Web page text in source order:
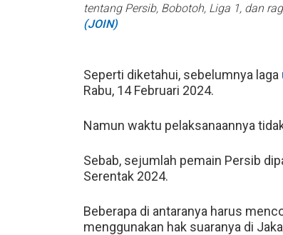
tentang Persib, Bobotoh, Liga 1, dan
(JOIN)
Seperti diketahui, sebelumnya laga
Rabu, 14 Februari 2024.
Namun waktu pelaksanaannya
Sebab, sejumlah pemain Persib
Serentak 2024.
Beberapa di antaranya harus
menggunakan hak suaranya di